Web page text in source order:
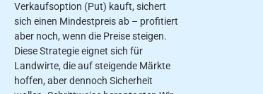
Verkaufsoption (Put) kauft, sichert
sich einen Mindestpreis ab – profitiert
aber noch, wenn die Preise steigen.
Diese Strategie eignet sich für
Landwirte, die auf steigende Märkte
hoffen, aber dennoch Sicherheit